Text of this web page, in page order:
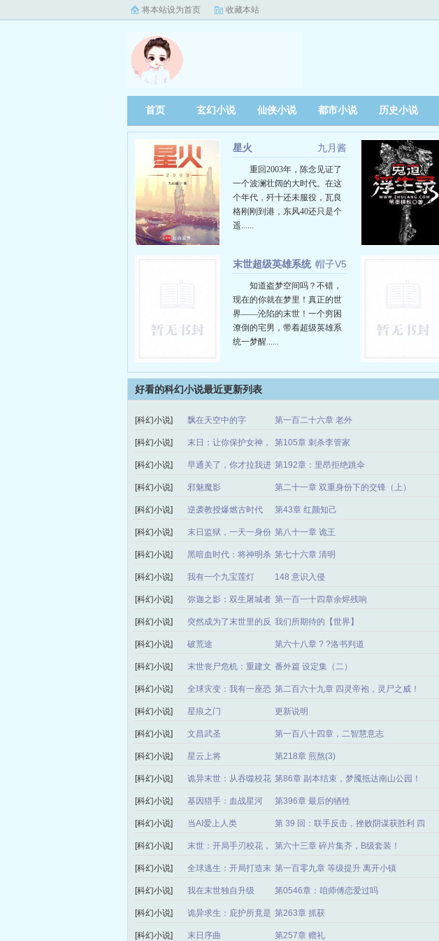
将本站设为首页 收藏本站
首页 玄幻小说 仙侠小说 都市小说 历史小说
九月酱
星火
重回2003年，陈念见证了
一个波澜壮阔的大时代。在这
个年代，歼十还未服役，瓦良
格刚刚到港，东风40还只是个
遥......
帽子V5
末世超级英雄系统
知道盗梦空间吗？不错，
现在的你就在梦里！真正的世
界——沦陷的末世！一个穷困
潦倒的宅男，带着超级英雄系
统一梦醒......
好看的科幻小说最近更新列表
[科幻小说] 飘在天空中的字 第一百二十六章 老外
[科幻小说]
末日：让你保护女神，
你把她处理了？
第105章 刺杀李管家
[科幻小说]
早通关了，你才拉我进
怪谈
第192章：里昂拒绝跳伞
[科幻小说] 邪魅魔影 第二十一章 双重身份下的交锋（上）
[科幻小说] 逆袭教授爆燃古时代 第43章 红颜知己
[科幻小说]
末日监狱，一天一身份
太无敌了
第八十一章 诡王
[科幻小说]
黑暗血时代：将神明杀
成濒危物种
第七十六章 清明
[科幻小说] 我有一个九宝莲灯 148 意识入侵
[科幻小说] 弥迦之影：双生屠城者 第一百一十四章余烬残响
[科幻小说]
突然成为了末世里的反
派！
我们所期待的【世界】
[科幻小说] 破荒途 第六十八章 ? ?洛书判道
[科幻小说]
末世丧尸危机：重建文
明
番外篇 设定集（二）
[科幻小说]
全球灾变：我有一座恐
怖屋
第二百六十九章 四灵帝袍，灵尸之威！
[科幻小说] 星痕之门 更新说明
[科幻小说] 文昌武圣 第一百八十四章，二智慧意志
[科幻小说] 星云上将 第218章 煎熬(3)
[科幻小说]
诡异末世：从吞噬校花
开始进化
第86章 副本结束，梦魇抵达南山公园！
[科幻小说] 基因猎手：血战星河 第396章 最后的牺牲
[科幻小说] 当AI爱上人类 第 39 回：联手反击，挫败阴谋获胜利 四
[科幻小说]
末世：开局手刃校花，
我成末日仲裁者
第六十三章 碎片集齐，B级套装！
[科幻小说]
全球逃生：开局打造末
日列车
第一百零九章 等级提升 离开小镇
[科幻小说] 我在末世独自升级 第0546章：咱师傅恋爱过吗
[科幻小说]
诡异求生：庇护所竟是
我自己
第263章 抓获
[科幻小说] 末日序曲 第257章 赠礼